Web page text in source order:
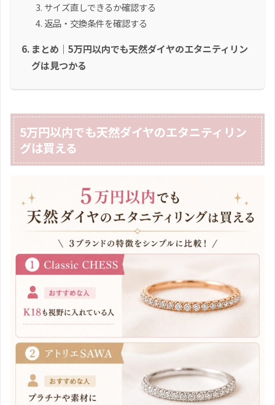
サイズ直しできるか確認する
返品・交換条件を確認する
まとめ｜5万円以内でも天然ダイヤのエタニティリン
グは見つかる
5万円以内でも天然ダイヤのエタニティリン
グは買える